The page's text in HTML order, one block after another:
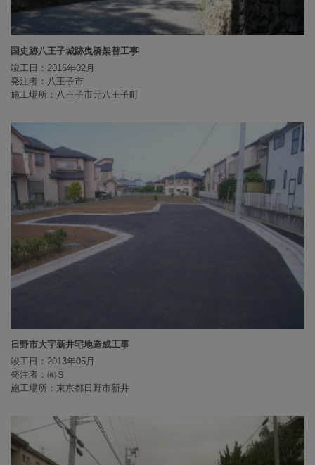
国史跡八王子城跡曳橋架替工事
竣工日：2016年02月
発注者：八王子市
施工場所：八王子市元八王子町
日野市大字新井宅地造成工事
竣工日：2013年05月
発注者：㈱Ｓ
施工場所：東京都日野市新井